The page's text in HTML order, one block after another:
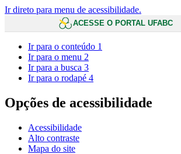
Ir direto para menu de acessibilidade.
ACESSE O PORTAL UFABC
Ir para o conteúdo 1
Ir para o menu 2
Ir para a busca 3
Ir para o rodapé 4
Opções de acessibilidade
Acessibilidade
Alto contraste
Mapa do site